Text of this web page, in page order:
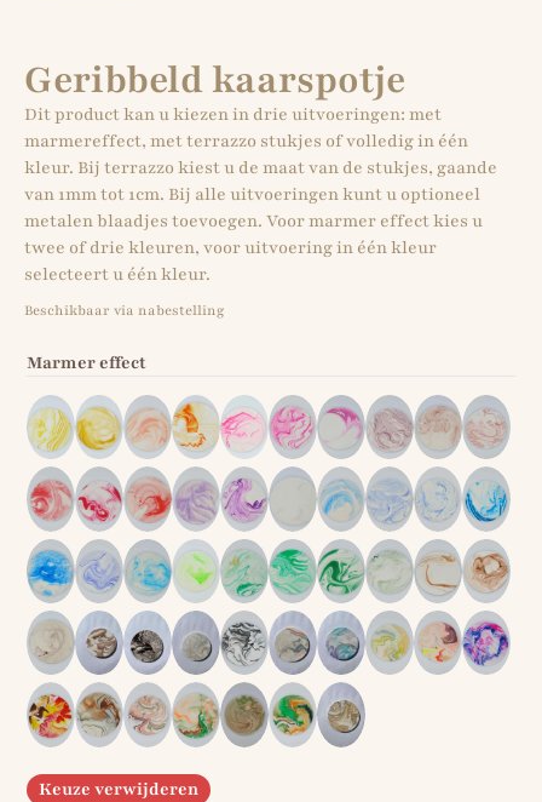
Geribbeld kaarspotje
Dit product kan u kiezen in drie uitvoeringen: met
marmereffect, met terrazzo stukjes of volledig in één
kleur. Bij terrazzo kiest u de maat van de stukjes, gaande
van 1mm tot 1cm. Bij alle uitvoeringen kunt u optioneel
metalen blaadjes toevoegen. Voor marmer effect kies u
twee of drie kleuren, voor uitvoering in één kleur
selecteert u één kleur.
Beschikbaar via nabestelling
Marmer effect
Keuze verwijderen